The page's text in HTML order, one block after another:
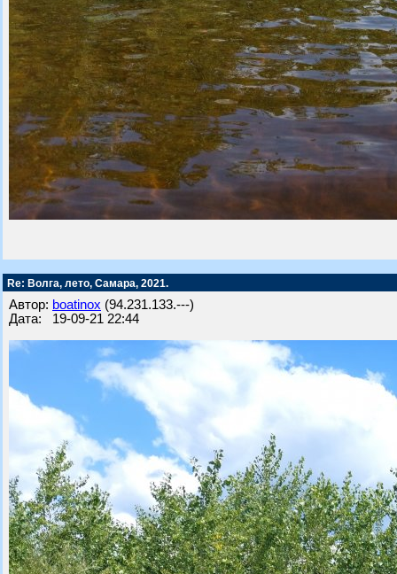
Re: Волга, лето, Самара, 2021.
Автор: boatinox (94.231.133.---)
Дата: 19-09-21 22:44